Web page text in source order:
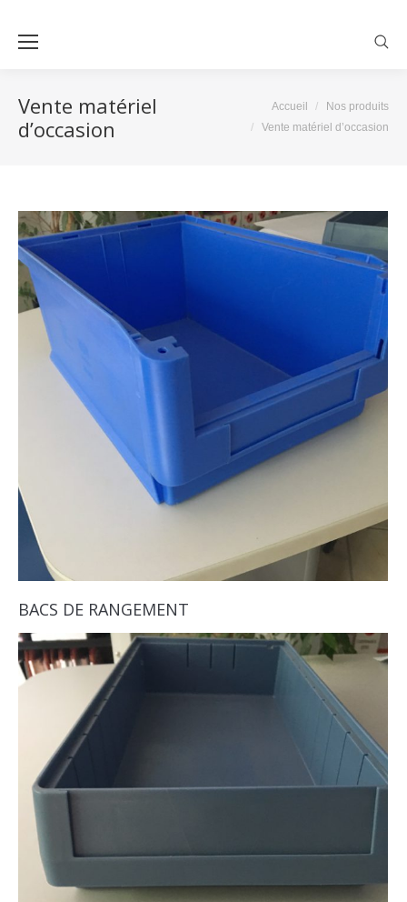
Vente matériel
d’occasion
Vous êtes ici :Accueil
Nos produits
Vente matériel d’occasion
BACS DE RANGEMENT